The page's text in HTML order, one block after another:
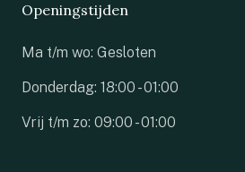
Openingstijden
Ma t/m wo: Gesloten
Donderdag: 18:00 - 01:00
Vrij t/m zo: 09:00 - 01:00